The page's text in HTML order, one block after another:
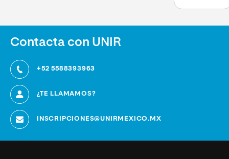
Contacta con UNIR
+52 5588393963
¿TE LLAMAMOS?
INSCRIPCIONES@UNIRMEXICO.MX